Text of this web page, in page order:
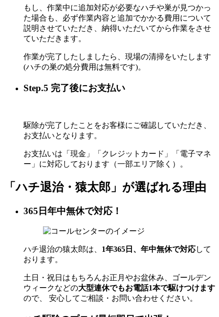
もし、作業中に追加対応が必要なハチや巣が見つかっ
た場合も、必ず作業内容と追加でかかる費用について
説明させていただき、納得いただいてから作業をさせ
ていただきます。
作業が完了したしましたら、現場の清掃をいたします
(ハチの巣の処分費用は無料です)。
Step.5 完了後にお支払い
駆除が完了したことをお客様にご確認していただき、
お支払いとなります。
お支払いは「現金」「クレジットカード」「電子マネ
ー」に対応しております（一部エリア除く）。
「ハチ退治・猿太郎」が選ばれる理由
365日年中無休で対応！
ハチ退治の猿太郎は、 1年365日、年中無休で対応して
おります。
土日・祝日はもちろんお正月やお盆休み、ゴールデン
ウィークなどの大型連休でもお電話1本で駆けつけます
ので、 安心してご相談・お問い合わせください。